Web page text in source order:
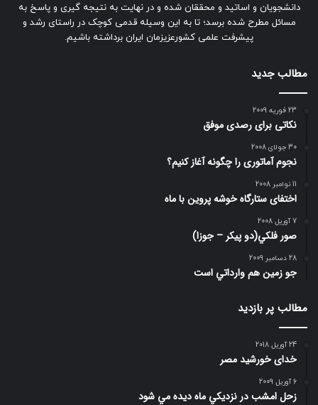
دانشجویان و اساتید و محققان شده و در نهایت به نتیجه گیری و پاسخ به
مسائل مطرح شده برسد؛ تا به این وسیله قدمی کوچک در راستای رشد و
پیشرفت علمی کشورعزیزمان ایران برداشته باشیم.
مطالب جدید
23 فوریه 2009
نکاتی برای رصدی موفق
30 جولای 2008
نجوم آماتوری را چگونه آغاز کنیم؟
11 نوامبر 2008
اختفای ستارگاه خوشه پروین با ماه
7 آوریل 2008
صور فلكي(دو پیکر – جوزا)
28 دسامبر 2009
جو زمين هم وارداتي است
مطالب پر بازدید
24 آوریل 2018
خدای خورشید مصر
6 آوریل 2009
زحل امشب در نزديكي ماه ديده مي شود